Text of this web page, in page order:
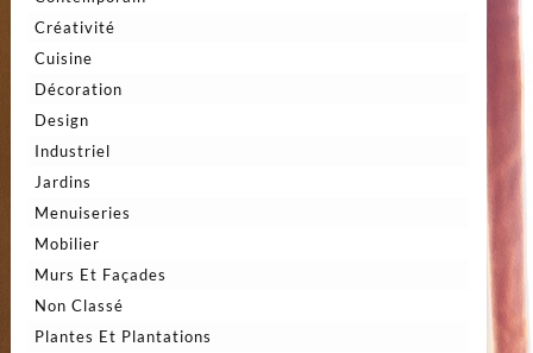
Créativité
Cuisine
Décoration
Design
Industriel
Jardins
Menuiseries
Mobilier
Murs Et Façades
Non Classé
Plantes Et Plantations